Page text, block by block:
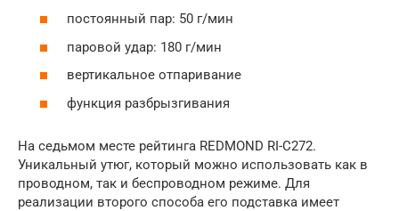
постоянный пар: 50 г/мин
паровой удар: 180 г/мин
вертикальное отпаривание
функция разбрызгивания
На седьмом месте рейтинга REDMOND RI-C272.
Уникальный утюг, который можно использовать как в
проводном, так и беспроводном режиме. Для
реализации второго способа его подставка имеет